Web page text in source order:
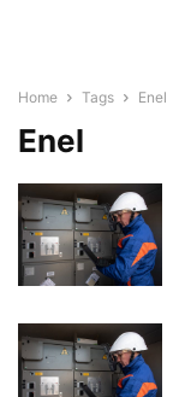
Home Tags Enel
Enel